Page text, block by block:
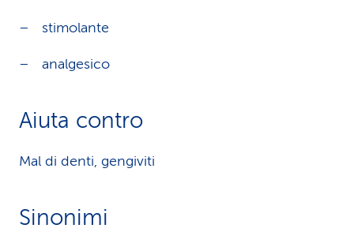
stimolante
analgesico
Aiuta contro
Mal di denti, gengiviti
Sinonimi